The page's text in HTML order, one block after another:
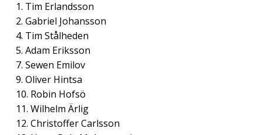
1. Tim Erlandsson
2. Gabriel Johansson
4. Tim Stålheden
5. Adam Eriksson
7. Sewen Emilov
9. Oliver Hintsa
10. Robin Hofsö
11. Wilhelm Ärlig
12. Christoffer Carlsson